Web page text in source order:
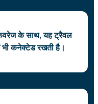
कवरेज के साथ, यह ट्रैवल
भी कनेक्टेड रखती है।